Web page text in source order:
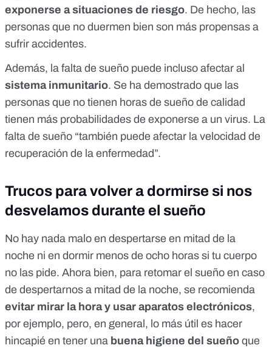
exponerse a situaciones de riesgo. De hecho, las
personas que no duermen bien son más propensas a
sufrir accidentes.
Además, la falta de sueño puede incluso afectar al
sistema inmunitario. Se ha demostrado que las
personas que no tienen horas de sueño de calidad
tienen más probabilidades de exponerse a un virus. La
falta de sueño “también puede afectar la velocidad de
recuperación de la enfermedad”.
Trucos para volver a dormirse si nos
desvelamos durante el sueño
No hay nada malo en despertarse en mitad de la
noche ni en dormir menos de ocho horas si tu cuerpo
no las pide. Ahora bien, para retomar el sueño en caso
de despertarnos a mitad de la noche, se recomienda
evitar mirar la hora y usar aparatos electrónicos,
por ejemplo, pero, en general, lo más útil es hacer
hincapié en tener una buena higiene del sueño que